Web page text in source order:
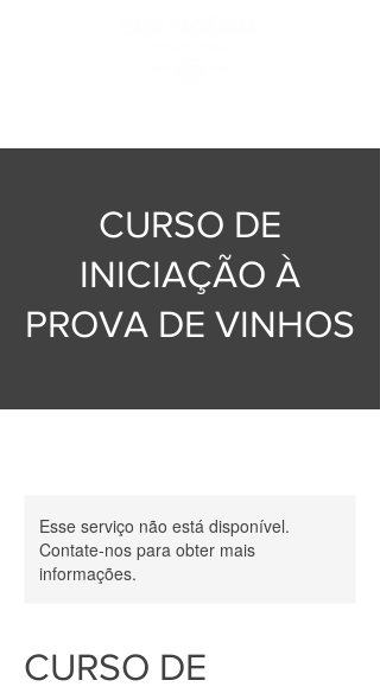
CURSO DE
INICIAÇÃO À
PROVA DE VINHOS
Esse serviço não está disponível.
Contate-nos para obter mais
informações.
CURSO DE